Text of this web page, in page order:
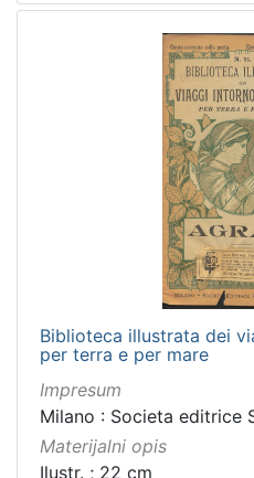
Biblioteca illustrata dei
per terra e per mare
Impresum
Milano : Societa editrice
Materijalni opis
Ilustr. ; 22 cm